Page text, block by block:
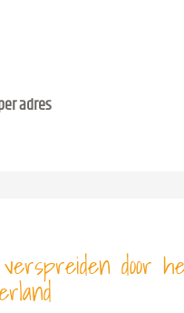
adres
door